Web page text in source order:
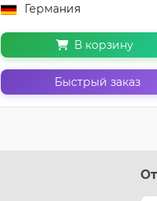
Германия
В корзину
Быстрый заказ